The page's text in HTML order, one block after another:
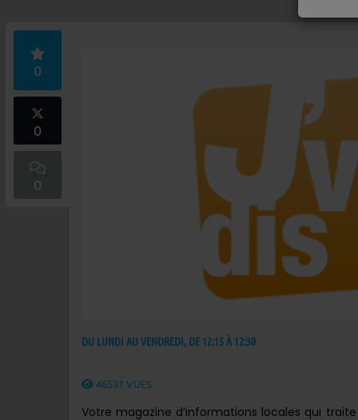
0
0
0
DU LUNDI AU VENDREDI, DE 12:15 À 12:30
46531 VUES
Votre magazine d’informations locales qui